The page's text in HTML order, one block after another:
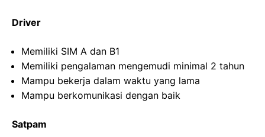
Driver
Memiliki SIM A dan B1
Memiliki pengalaman mengemudi minimal 2 tahun
Mampu bekerja dalam waktu yang lama
Mampu berkomunikasi dengan baik
Satpam